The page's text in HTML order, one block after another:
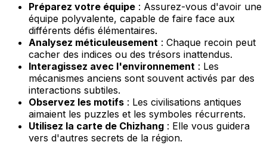
Préparez votre équipe : Assurez-vous d'avoir une
équipe polyvalente, capable de faire face aux
différents défis élémentaires.
Analysez méticuleusement : Chaque recoin peut
cacher des indices ou des trésors inattendus.
Interagissez avec l'environnement : Les
mécanismes anciens sont souvent activés par des
interactions subtiles.
Observez les motifs : Les civilisations antiques
aimaient les puzzles et les symboles récurrents.
Utilisez la carte de Chizhang : Elle vous guidera
vers d'autres secrets de la région.